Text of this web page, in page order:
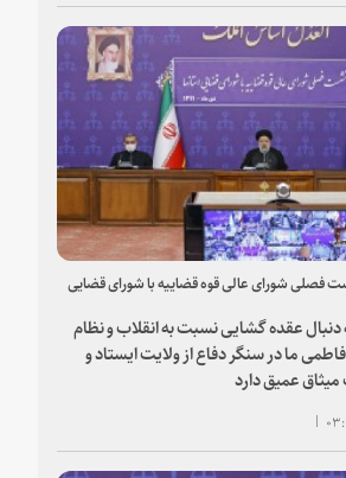
فصلی شورای عالی قوه قضاییه با شورای قضایی
در فتنه ۸۸ به دنبال عقده‌ گشایی نسبت به انقلاب و نظام
ما در سنگر دفاع از ولایت ایستاد و
میثاق عمیق دارد